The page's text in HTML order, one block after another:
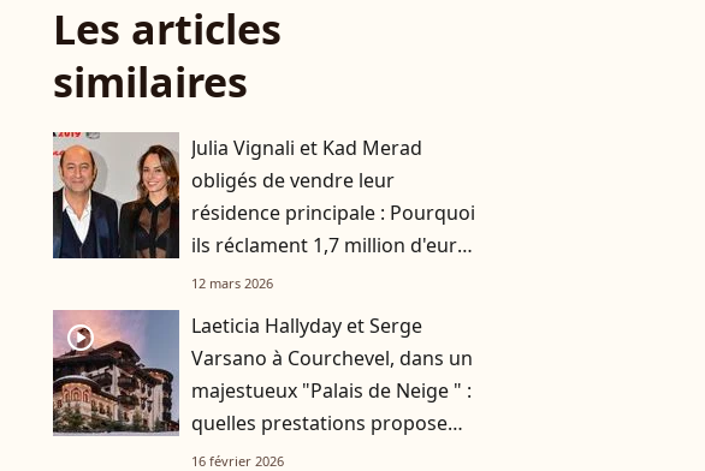
Les articles
similaires
Julia Vignali et Kad Merad
obligés de vendre leur
résidence principale : Pourquoi
ils réclament 1,7 million d'euros
à leur ancienne architecte ?
12 mars 2026
player2
Laeticia Hallyday et Serge
Varsano à Courchevel, dans un
majestueux "Palais de Neige " :
quelles prestations propose
leur hôtel et à quels prix ?
16 février 2026